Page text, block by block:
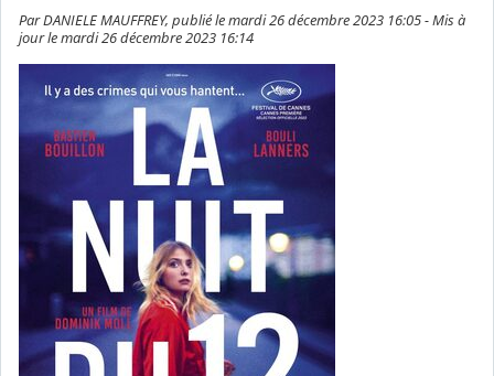
Par DANIELE MAUFFREY, publié le mardi 26 décembre 2023 16:05 - Mis à
jour le mardi 26 décembre 2023 16:14